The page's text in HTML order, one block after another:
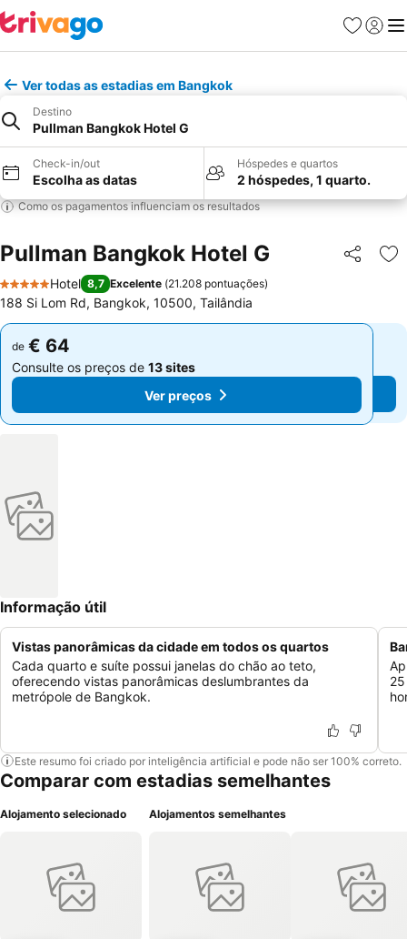
Favoritos
Iniciar
Ver todas as estadias em Bangkok
Destino
Pullman Bangkok Hotel G
Check-in/out
Escolha as datas
Hóspedes e quartos
2 hóspedes, 1 quarto.
Como os pagamentos influenciam os resultados
Pullman Bangkok Hotel G Partilhar
5 Estrelas
Hotel 8,7 Excelente (21.208 pontuações)
188 Si Lom Rd, Bangkok, 10500, Tailândia
de € 64
Consulte os preços de 13 sites
Ver preços
de € 64
Consulte os preços de 13 sites
Ver preços
Informação útil
Vistas panorâmicas da cidade em todos os quartos
Cada quarto e suíte possui janelas do chão ao teto,
oferecendo vistas panorâmicas deslumbrantes da
metrópole de Bangkok.
Este resumo foi criado por inteligência artificial e pode não ser 100% correto.
Comparar com estadias semelhantes
Alojamento selecionado Alojamentos semelhantes